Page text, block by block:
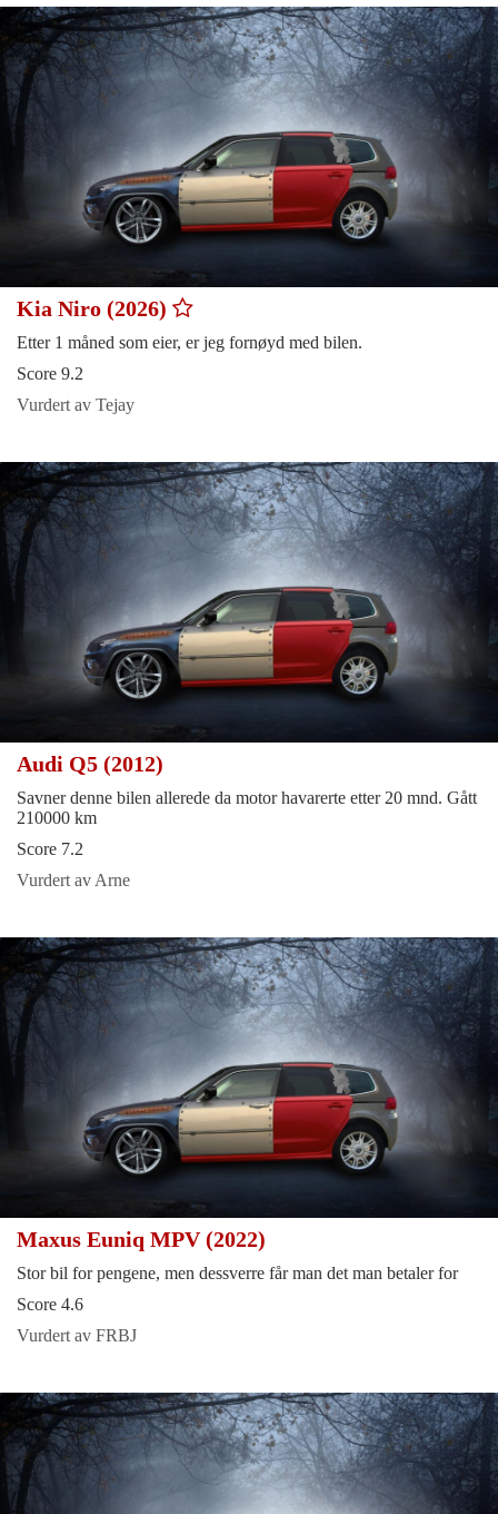
Kia Niro (2026)
Etter 1 måned som eier, er jeg fornøyd med bilen.
Score 9.2
Vurdert av Tejay
Audi Q5 (2012)
Savner denne bilen allerede da motor havarerte etter 20 mnd. Gått
210000 km
Score 7.2
Vurdert av Arne
Maxus Euniq MPV (2022)
Stor bil for pengene, men dessverre får man det man betaler for
Score 4.6
Vurdert av FRBJ